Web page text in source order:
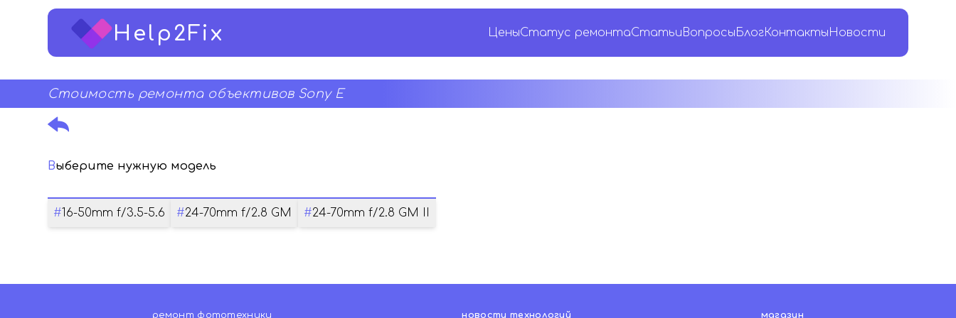
Help2Fix ЦеныСтатус ремонтаСтатьи Вопросы БлогКонтактыНовости
Стоимость ремонта объективов Sony E
Выберите нужную модель
#16-50mm f/3.5-5.6 #24-70mm f/2.8 GM #24-70mm f/2.8 GM II
ремонт фототехники новости технологий магазин